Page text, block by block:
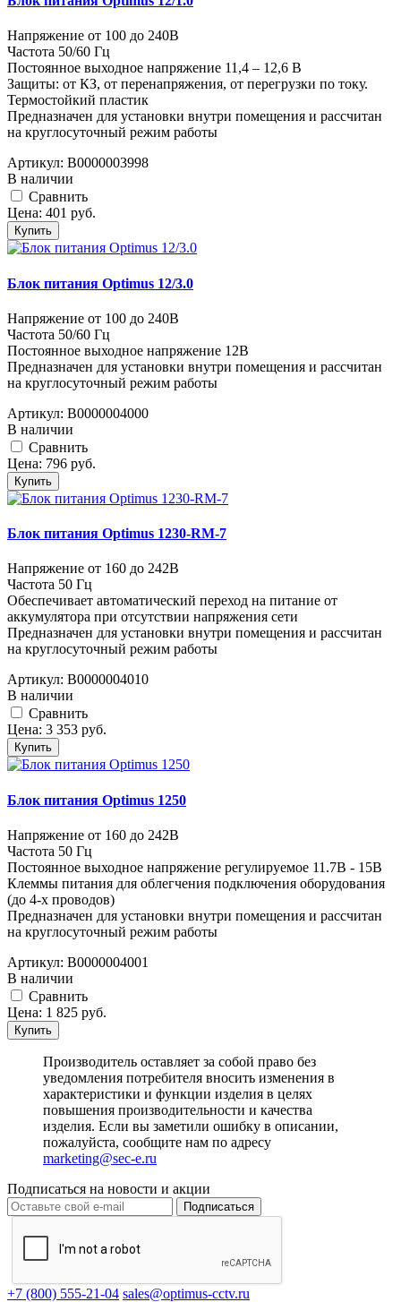
Напряжение от 100 до 240В
Частота 50/60 Гц
Постоянное выходное напряжение 11,4 – 12,6 В
Защиты: от КЗ, от перенапряжения, от перегрузки по току.
Термостойкий пластик
Предназначен для установки внутри помещения и рассчитан
на круглосуточный режим работы
Артикул: В0000003998
В наличии
Cравнить
Цена: 401 руб.
Купить
Блок питания Optimus 12/3.0
Напряжение от 100 до 240В
Частота 50/60 Гц
Постоянное выходное напряжение 12В
Предназначен для установки внутри помещения и рассчитан
на круглосуточный режим работы
Артикул: В0000004000
В наличии
Cравнить
Цена: 796 руб.
Купить
Блок питания Optimus 1230-RM-7
Напряжение от 160 до 242В
Частота 50 Гц
Обеспечивает автоматический переход на питание от
аккумулятора при отсутствии напряжения сети
Предназначен для установки внутри помещения и рассчитан
на круглосуточный режим работы
Артикул: В0000004010
В наличии
Cравнить
Цена: 3 353 руб.
Купить
Блок питания Optimus 1250
Напряжение от 160 до 242В
Частота 50 Гц
Постоянное выходное напряжение регулируемое 11.7В - 15В
Клеммы питания для облегчения подключения оборудования
(до 4-х проводов)
Предназначен для установки внутри помещения и рассчитан
на круглосуточный режим работы
Артикул: В0000004001
В наличии
Cравнить
Цена: 1 825 руб.
Купить
Производитель оставляет за собой право без
уведомления потребителя вносить изменения в
характеристики и функции изделия в целях
повышения производительности и качества
изделия. Если вы заметили ошибку в описании,
пожалуйста, сообщите нам по адресу
marketing@sec-e.ru
Подписаться на новости и акции
Подписаться
+7 (800) 555-21-04 sales@optimus-cctv.ru